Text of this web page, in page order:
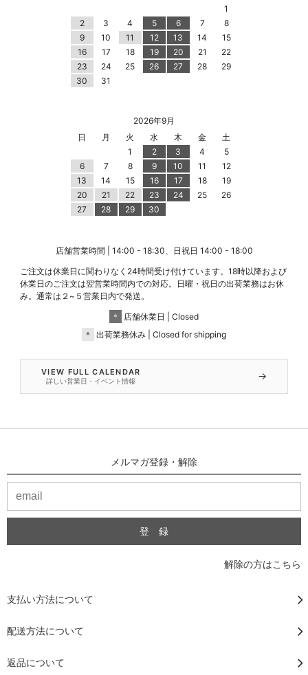
1
2
3 4 5 6 7
8
9
10 11 12 13 14
15
16
17 18 19 20 21
22
23
24 25 26 27 28
29
30
31
2026年9月
日
月 火 水 木 金
土
1
2 3 4
5
6
7 8 9 10 11
12
13
14 15 16 17 18
19
20
21 22 23 24 25
26
27
28 29 30
店舗営業時間 | 14:00 - 18:30、日祝日 14:00 - 18:00
ご注文は休業日に関わりなく24時間受け付けています。18時以降および
休業日のご注文は翌営業時間内での対応。日曜・祝日の出荷業務はお休
み。通常は２~５営業日内で発送。
＊
店舗休業日 | Closed
＊
出荷業務休み | Closed for shipping
VIEW FULL CALENDAR
詳しい営業日・イベント情報 →
メルマガ登録・解除
解除の方はこちら
支払い方法について
配送方法について
返品について